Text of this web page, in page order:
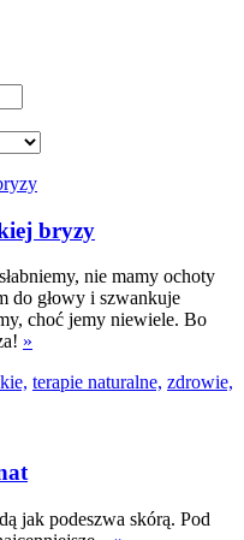
bryzy
nie mamy ochoty
do głowy i szwankuje
choć jemy niewiele. Bo
»
terapie naturalne, zdrowie,
jak podeszwa skórą. Pod